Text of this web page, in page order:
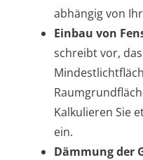
abhängig von
Einbau von
schreibt vor,
Kalkulieren Sie
ein.
Dämmung der